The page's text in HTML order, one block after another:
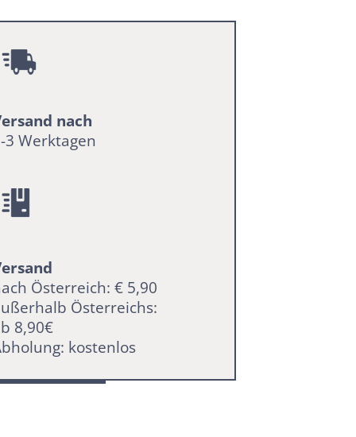
nach
3 Werktagen
Österreich: € 5,90
Österreichs:
8,90€
kostenlos